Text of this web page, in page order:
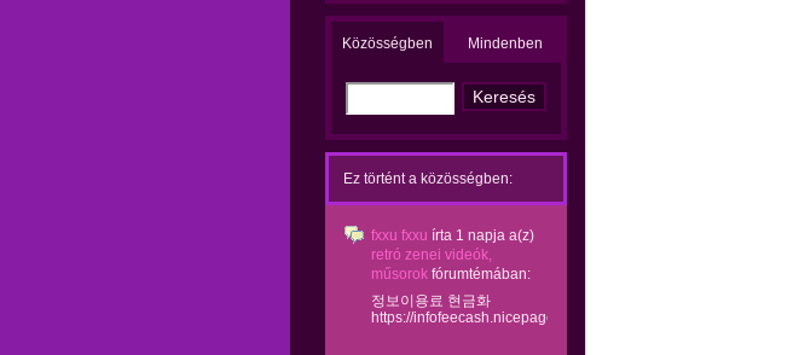
Közösségben Mindenben
Ez történt a közösségben:
fxxu fxxu írta 1 napja a(z)
retró zenei videók,
műsorok fórumtémában:
정보이용료 현금화
https://infofeecash.nicepage...